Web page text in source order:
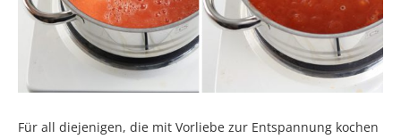
Für all diejenigen, die mit Vorliebe zur Entspannung kochen